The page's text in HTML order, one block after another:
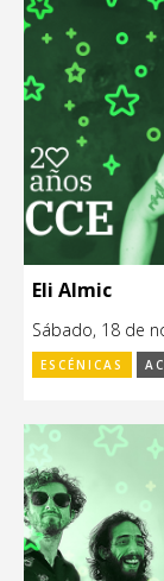
Eli Almic
Sábado, 18 de
ESCÉNICAS